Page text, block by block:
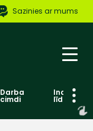
Sazinies ar mums
Darba
cimdi līdzekļi